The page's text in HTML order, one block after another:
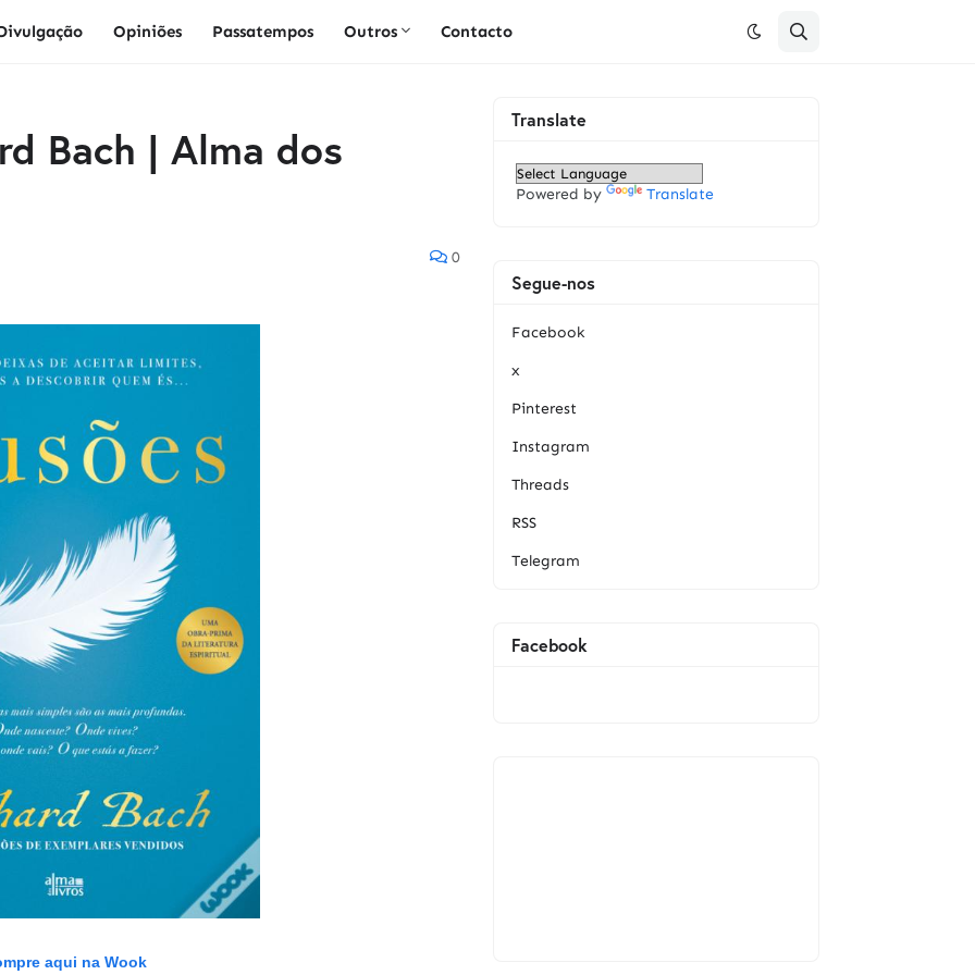
Opiniões Passatempos Outros Contacto
Bach | Alma dos
0
aqui na Wook
Translate
Powered by Translate
Segue-nos
Facebook
x
Pinterest
Instagram
Threads
RSS
Telegram
Facebook